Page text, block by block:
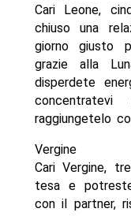
Cari Leone,
chiuso una
giorno giusto
grazie alla
disperdete
raggiungetelo
Vergine
Cari Vergine,
tesa e
con il partner,